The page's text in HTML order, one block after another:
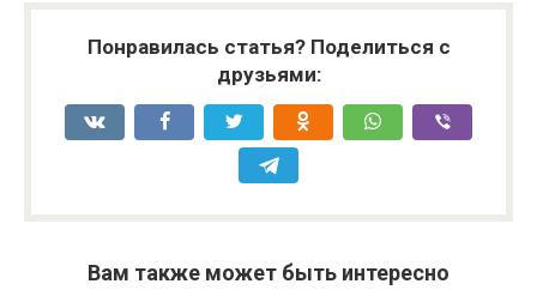
Понравилась статья? Поделиться с
друзьями:
Вам также может быть интересно